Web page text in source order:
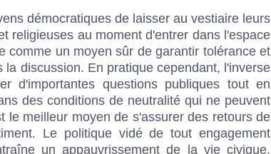
démocratiques de laisser au vestiaire leurs
religieuses au moment d'entrer dans l'espace
comme un moyen sûr de garantir tolérance et
la discussion. En pratique cependant, l'inverse
d'importantes questions publiques tout en
des conditions de neutralité qui ne peuvent
le meilleur moyen de s'assurer des retours de
Le politique vidé de tout engagement
un appauvrissement de la vie civique.